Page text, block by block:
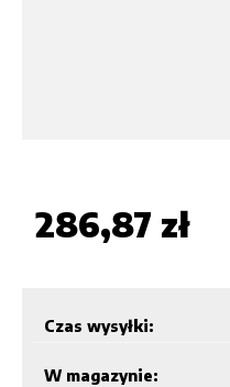
286,87 zł
Czas wysyłki:
W magazynie: